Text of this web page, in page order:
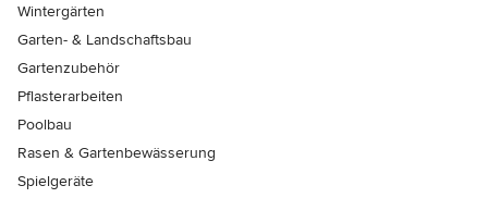
Wintergärten
Garten- & Landschaftsbau
Gartenzubehör
Pflasterarbeiten
Poolbau
Rasen & Gartenbewässerung
Spielgeräte